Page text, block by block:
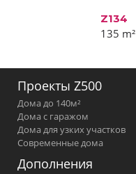
Z134
135 m²
Проекты Z500
Дома до 140м²
Дома с гаражом
Дома для узких участков
Современные дома
Дополнения